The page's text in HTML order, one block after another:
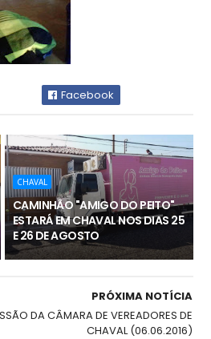
Facebook
CHAVAL
CAMINHÃO "AMIGO DO PEITO"
ESTARÁ EM CHAVAL NOS DIAS 25
E 26 DE AGOSTO
PRÓXIMA NOTÍCIA
DA CÂMARA DE VEREADORES DE
CHAVAL (06.06.2016)